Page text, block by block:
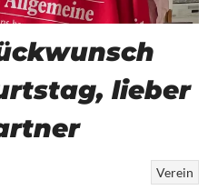
lieber
Verein